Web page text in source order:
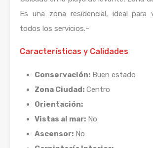
Es una zona residencial, ideal para
todos los servicios.~
Características y Calidades
Conservación: Buen estado
Zona Ciudad: Centro
Orientación:
Vistas al mar: No
Ascensor: No